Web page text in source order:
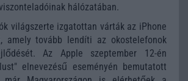
hálózatában.
világszerte izgatottan várták az iPhone
amely tovább lendíti az okostelefonok
Az Apple szeptember 12-én
elnevezésű eseményén bemutatott